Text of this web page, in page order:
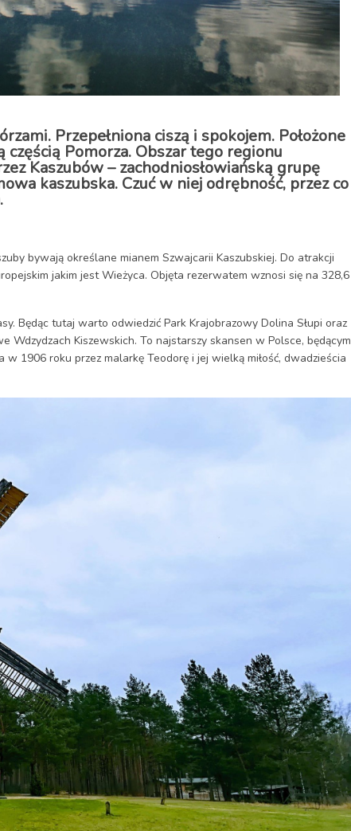
Przepełniona ciszą i spokojem. Położone
Pomorza. Obszar tego regionu
Kaszubów – zachodniosłowiańską grupę
kaszubska. Czuć w niej odrębność, przez co
bywają określane mianem Szwajcarii Kaszubskiej. Do atrakcji
jakim jest Wieżyca. Objęta rezerwatem wznosi się na 328,6
Będąc tutaj warto odwiedzić Park Krajobrazowy Dolina Słupi oraz
Kiszewskich. To najstarszy skansen w Polsce, będącym
w 1906 roku przez malarkę Teodorę i jej wielką miłość, dwadzieścia